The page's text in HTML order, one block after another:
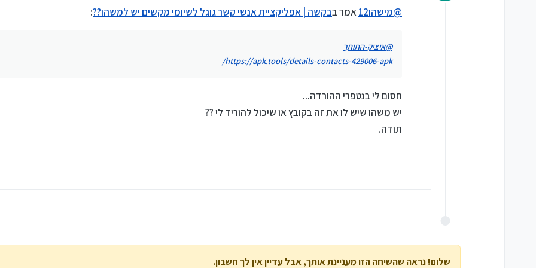
@מישהו12 אמר בבקשה | אפליקציית אנשי קשר גוגל לשיומי מקשים יש למשהו??:
@איציק-התותך
https://apk.tools/details-contacts-429006-apk/
חסום לי בנטפרי ההורדה...
יש משהו שיש לו את זה בקובץ או שיכול להוריד לי ??
תודה.
שלום! נראה שהשיחה הזו מעניינת אותך, אבל עדיין אין לך חשבון.